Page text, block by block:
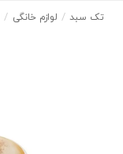
تک سبد لوازم خانگی